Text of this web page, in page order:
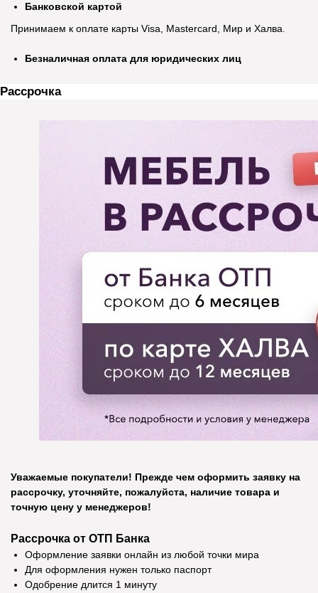
Банковской картой
Принимаем к оплате карты Visa, Mastercard, Мир и Халва.
Безналичная оплата для юридических лиц
Рассрочка
Уважаемые покупатели! Прежде чем оформить заявку на
рассрочку, уточняйте, пожалуйста, наличие товара и
точную цену у менеджеров!
Рассрочка от ОТП Банка
Оформление заявки онлайн из любой точки мира
Для оформления нужен только паспорт
Одобрение длится 1 минуту